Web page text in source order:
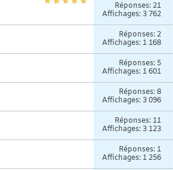
Réponses: 21
Affichages: 3 762
Réponses: 2
Affichages: 1 168
Réponses: 5
Affichages: 1 601
Réponses:8
Affichages: 3 096
Réponses: 11
Affichages: 3 123
Réponses: 1
Affichages: 1 256